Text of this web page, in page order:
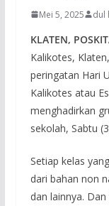
Mei 5, 2025 dul
KLATEN,
Kalikotes,
peringatan Hari
Kalikotes atau
menghadirkan
sekolah, Sabtu
Setiap kelas
dari bahan non
dan lainnya.